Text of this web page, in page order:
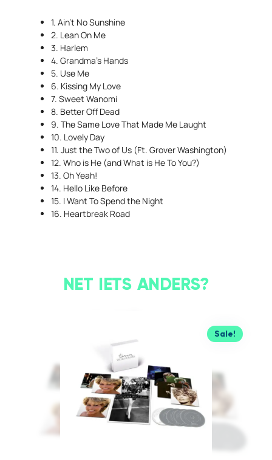
1. Ain’t No Sunshine
2. Lean On Me
3. Harlem
4. Grandma’s Hands
5. Use Me
6. Kissing My Love
7. Sweet Wanomi
8. Better Off Dead
9. The Same Love That Made Me Laught
10. Lovely Day
11. Just the Two of Us (Ft. Grover Washington)
12. Who is He (and What is He To You?)
13. Oh Yeah!
14. Hello Like Before
15. I Want To Spend the Night
16. Heartbreak Road
NET IETS ANDERS?
Sale!